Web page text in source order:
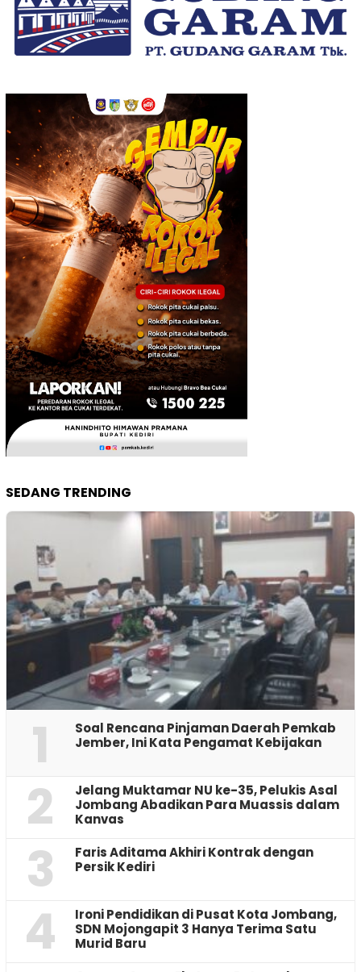
SEDANG TRENDING
1
‎Soal Rencana Pinjaman Daerah Pemkab
Jember, Ini Kata Pengamat Kebijakan ‎
2
Jelang Muktamar NU ke-35, Pelukis Asal
Jombang Abadikan Para Muassis dalam
Kanvas
3
Faris Aditama Akhiri Kontrak dengan
Persik Kediri
4
Ironi Pendidikan di Pusat Kota Jombang,
SDN Mojongapit 3 Hanya Terima Satu
Murid Baru